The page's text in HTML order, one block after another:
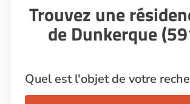
Trouvez une
de Dunkerque
Quel est l'objet de votre